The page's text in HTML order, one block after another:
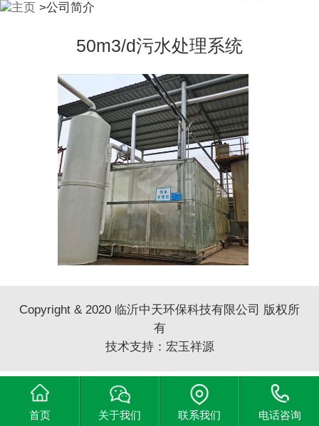
主页 >公司简介
50m3/d污水处理系统
Copyright & 2020 临沂中天环保科技有限公司 版权所
有
技术支持： 宏玉祥源
首页 关于我们 联系我们 电话咨询